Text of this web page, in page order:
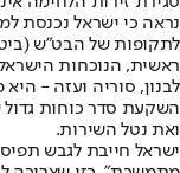
נראה כי ישראל נכנסת
לתקופות של הבט"ש
ראשית, הנוכחות
לבנון, סוריה ועזה -
השקעת סדר כוחות
ואת נטל השירות.
ישראל חייבת לגבש